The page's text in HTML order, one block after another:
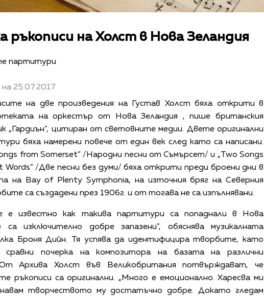
ръкописи на Холст в Нова Зеландия
партитури
25.07.2017
на две произведения на Густав Холст бяха открити в
на оркестър от Нова Зеландия , пише британския
„Гардиън”, цитиран от световните медии. Двете оригинални
бяха намерени повече от един век след като са написани.
from Somerset” /Народни песни от Съмърсет/ и „Two Songs
Words” /Две песни без думи/ бяха открити преди броени дни в
на Bay of Plenty Symphoniа, на източния бряг на Северния
са създадени през 1906г. и от тогава не са изпълнявани.
е известно как такива партитури са попаднали в Нова
са изключително добре запазени”, обяснява музикалната
Броня Дийн. Тя успява да идентифицира творбите, като
почерка на композитора на базата на различни
Архива Холст във Великобритания потвърждават, че
ръкописи са оригинални. „Много е емоционално. Харесва ми
творчеството му достатъчно добре. Докато гледам